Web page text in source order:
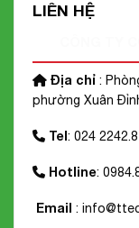
LIÊN HỆ
Địa chỉ :
phường Xuân
Tel: 024
Hotline:
Email :